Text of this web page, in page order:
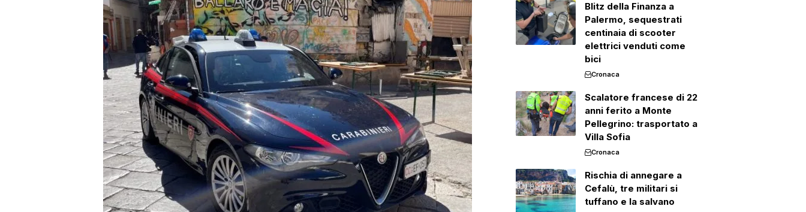
Blitz della Finanza a
Palermo, sequestrati
centinaia di scooter
elettrici venduti come
bici
Cronaca
Scalatore francese di 22
anni ferito a Monte
Pellegrino: trasportato a
Villa Sofia
Cronaca
Rischia di annegare a
Cefalù, tre militari si
tuffano e la salvano